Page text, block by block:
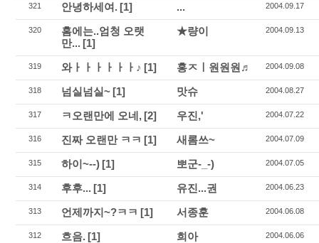
321 안녕하세여. [1] ... 2004.09.17
320
홈에는..엄청 오랫
만... [1]
★량이 2004.09.13
319 와ㅏㅏㅏㅏㅏㅏ♪ [1] 홍ㅈㅣ원원원♬ 2004.09.08
318 넘실넘실~ [1] 맛슈 2004.08.27
317 ㅋ오랜만에 오네, [2] 우진,' 2004.07.22
316 진짜 오랜만 ㅋㅋ [1] 새롬쓰~ 2004.07.09
315 하이~--) [1] 뽀군-_-) 2004.07.05
314 후후... [1] 유진...권 2004.06.23
313 언제까지~?ㅋㅋ [1] 서종훈 2004.06.08
312 흐음. [1] 희아 2004.06.06